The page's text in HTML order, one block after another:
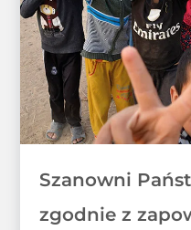
Szanowni
zgodnie z